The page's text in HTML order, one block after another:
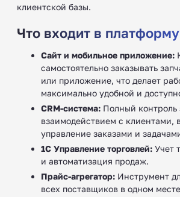
клиентской базы.
Что входит в
Сайт и мобильное приложение:
самостоятельно заказывать
или приложение, что делает
максимально удобной и
CRM-система: Полный контроль
взаимодействием с клиентами,
управление заказами и
1С Управление торговлей: Учет
и автоматизация продаж.
Прайс-агрегатор: Инструмент
всех поставщиков в одном